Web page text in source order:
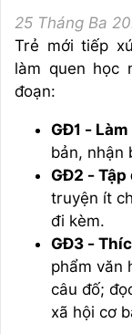
25 Tháng Ba
Trẻ mới tiếp
làm quen học
đoạn:
GĐ1 -
bản, nhận
GĐ2 - Tập
truyện ít
đi kèm.
GĐ3 -
phẩm văn
câu đố;
xã hội cơ